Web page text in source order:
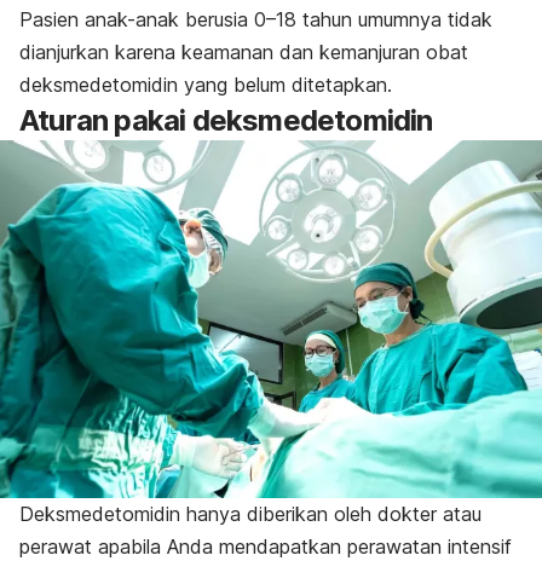
Pasien anak-anak berusia 0–18 tahun umumnya tidak
dianjurkan karena keamanan dan kemanjuran obat
deksmedetomidin yang belum ditetapkan.
Aturan pakai deksmedetomidin
Deksmedetomidin hanya diberikan oleh dokter atau
perawat apabila Anda mendapatkan perawatan intensif